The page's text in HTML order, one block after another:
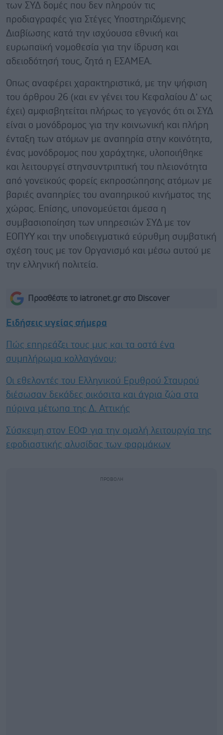
των ΣΥΔ δομές που δεν πληρούν τις
προδιαγραφές για Στέγες Υποστηριζόμενης
Διαβίωσης κατά την ισχύουσα εθνική και
ευρωπαϊκή νομοθεσία για την ίδρυση και
αδειοδότησή τους, ζητά η ΕΣΑΜΕΑ.
Οπως αναφέρει χαρακτηριστικά, με την ψήφιση
του άρθρου 26 (και εν γένει του Κεφαλαίου Δ’ ως
έχει) αμφισβητείται πλήρως το γεγονός ότι οι ΣΥΔ
είναι ο μονόδρομος για την κοινωνική και πλήρη
ένταξη των ατόμων με αναπηρία στην κοινότητα,
ένας μονόδρομος που χαράχτηκε, υλοποιήθηκε
και λειτουργεί στηνσυντριπτική του πλειονότητα
από γονεϊκούς φορείς εκπροσώπησης ατόμων με
βαριές αναπηρίες του αναπηρικού κινήματος της
χώρας. Επίσης, υπονομεύεται άμεσα η
συμβασιοποίηση των υπηρεσιών ΣΥΔ με τον
ΕΟΠΥΥ και την υποδειγματικά εύρυθμη συμβατική
σχέση τους με τον Οργανισμό και μέσω αυτού με
την ελληνική πολιτεία.
Προσθέστε το iatronet.gr στο Discover
Ειδήσεις υγείας σήμερα
Πώς επηρεάζει τους μυς και τα οστά ένα
συμπλήρωμα κολλαγόνου;
Οι εθελοντές του Ελληνικού Ερυθρού Σταυρού
διέσωσαν δεκάδες οικόσιτα και άγρια ζώα στα
πύρινα μέτωπα της Δ. Αττικής
Σύσκεψη στον ΕΟΦ για την ομαλή λειτουργία της
εφοδιαστικής αλυσίδας των φαρμάκων